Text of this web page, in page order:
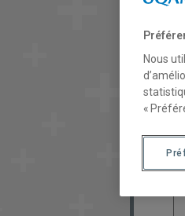
Nous
«